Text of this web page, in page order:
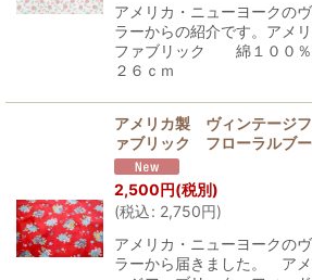
アメリカ・ニューヨークの
ラーからの紹介です。アメ
ファブリック 綿１００％
２６ｃｍ
アメリカ製 ヴィンテージ
ァブリック フローラルブ
2,500 円(税別)
(税込: 2,750円)
アメリカ・ニューヨークの
ラーから届きました。 ア